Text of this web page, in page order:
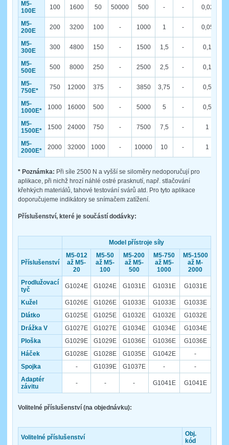
M5-
100E
100 1600 50 50000 500 - - 0,02
M5-
200E
200 3200 100 - 1000 1 - 0,05
M5-
300E
300 4800 150 - 1500 1,5 - 0,1
M5-
500E
500 8000 250 - 2500 2,5 - 0,1
M5-
750E*
750 12000 375 - 3850 3,75 - 0,5
M5-
1000E*
1000 16000 500 - 5000 5 - 0,5
M5-
1500E*
1500 24000 750 - 7500 7,5 - 1
M5-
2000E*
2000 32000 1000 - 10000 10 - 1
* Poznámka: Při síle 2500 N a vyšší se siloměry nedoporučují pro
aplikace, při nichž hrozí náhlé ostré prasknutí, např. stlačování
křehkých materiálů, tahové testování svárů atd. Pro tyto aplikace
doporučujeme indikátory se snímačem zatížení.
Příslušenství, které je součástí dodávky:
Model přístroje síly
Příslušenství
M5-012
až M5-
20
M5-50
až M5-
100
M5-200
až M5-
500
M5-750
až M5-
1000
M5-1500
až M-
2000
Prodlužovací
tyč
G1024E G1024E G1031E G1031E G1031E
Kužel G1026E G1026E G1033E G1033E
G1033E
Dlátko
G1025E G1025E G1032E G1032E
G1032E
Drážka V
G1027E G1027E G1034E G1034E
G1034E
Ploška
G1029E G1029E G1036E G1036E
G1036E
Háček
G1028E G1028E G1035E G1042E
-
Spojka
- G1039E G1037E -
-
Adaptér
závitu
- - - G1041E G1041E
Volitelné příslušenství (na objednávku):
Volitelné příslušenství
Obj.
kód